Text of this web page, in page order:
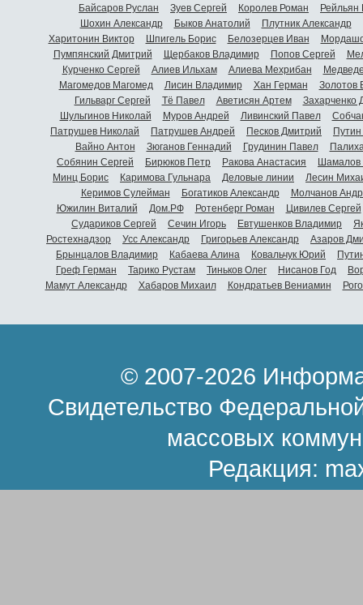
Байсаров Руслан
Зуев Сергей Королев Роман
Шохин Александр
Быков Анатолий Плутник Александр
Харитонин Виктор
Шпигель Борис Белозерцев Иван
Пумпянский Дмитрий
Щербаков Владимир Попов Сергей
Курченко Сергей
Алиев Ильхам Алиева Мехрибан
Магомедов Магомед
Лисин Владимир Хан Герман
Золотов
Гильварг Сергей
Тё Павел Аветисян Артем
Захарченко
Шульгинов Николай
Муров Андрей Ливинский Павел
Патрушев Николай
Патрушев Андрей Песков Дмитрий
Вайно Антон
Зюганов Геннадий Грудинин Павел
Собянин Сергей
Бирюков Петр Ракова Анастасия
Шамалов
Минц Борис
Каримова Гульнара Деловые линии
Лесин
Керимов Сулейман
Богатиков Александр
Молчанов
Южилин Виталий
Дом.РФ Ротенберг Роман
Цивилев Сергей
Судариков Сергей
Сечин Игорь Евтушенков Владимир
Ростехнадзор
Усс Александр Григорьев Александр
Азаров
Брынцалов Владимир
Кабаева Алина Ковальчук Юрий
Греф Герман
Тарико Рустам Тиньков Олег Нисанов Год
Мамут Александр
Хабаров Михаил Кондратьев Вениамин
© 2007-2026
Свидетельство
массовых
Редакция: